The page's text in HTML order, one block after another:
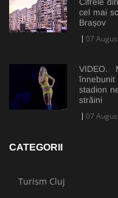
cel mai
Brașov
07
VIDEO.
înnebunit
stadion
străini
07
CATEGORII
Turism Cluj